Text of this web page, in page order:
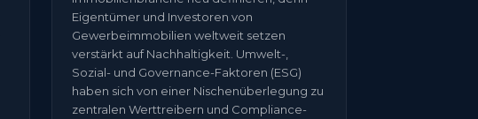
Eigentümer und Investoren von
Gewerbeimmobilien weltweit setzen
verstärkt auf Nachhaltigkeit. Umwelt-,
Sozial- und Governance-Faktoren (ESG)
haben sich von einer Nischenüberlegung zu
zentralen Werttreibern und Compliance-